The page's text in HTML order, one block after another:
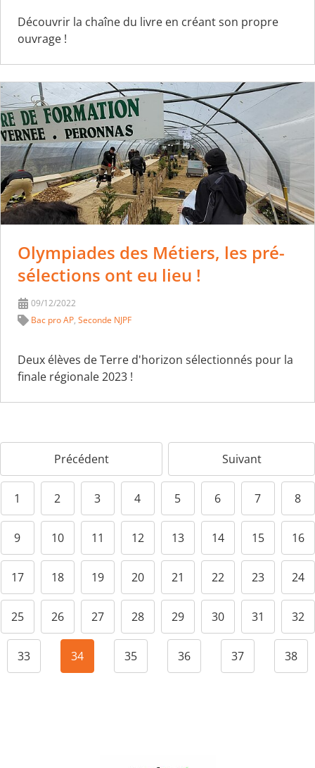
Découvrir la chaîne du livre en créant son propre
ouvrage !
Olympiades des Métiers, les pré-
sélections ont eu lieu !
09/12/2022
Bac pro AP,Seconde NJPF
Deux élèves de Terre d'horizon sélectionnés pour la
finale régionale 2023 !
Précédent Suivant
1 2 3 4 5 6 7 8
9 10 11 12 13 14 15 16
17 18 19 20 21 22 23 24
25 26 27 28 29 30 31 32
33 34 35 36 37 38